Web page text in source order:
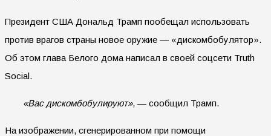
Президент США Дональд Трамп пообещал использовать
против врагов страны новое оружие — «дискомбобулятор».
Об этом глава Белого дома написал в своей соцсети Truth
Social.
«Вас дискомбобулируют», — сообщил Трамп.
На изображении, сгенерированном при помощи